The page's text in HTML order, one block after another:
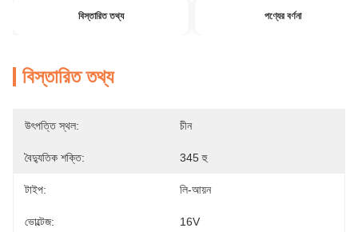
বিস্তারিত তথ্য পণ্যের বর্ণনা
বিস্তারিত তথ্য
উৎপত্তি স্থল: চীন
বৈদ্যুতিক শক্তি: 345 হু
টাইপ: লি-আয়ন
ভোল্টেজ: 16V